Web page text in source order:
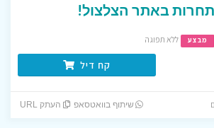
תחרות באתר הצלצול!
מבצע ללא תפוגה
קח דיל
שיתוף בוואטסאפ העתק URL